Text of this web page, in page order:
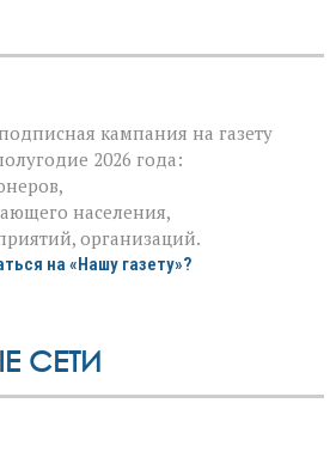
кампания на газету
2026 года:
населения,
организаций.
на «Нашу газету»?
СЕТИ